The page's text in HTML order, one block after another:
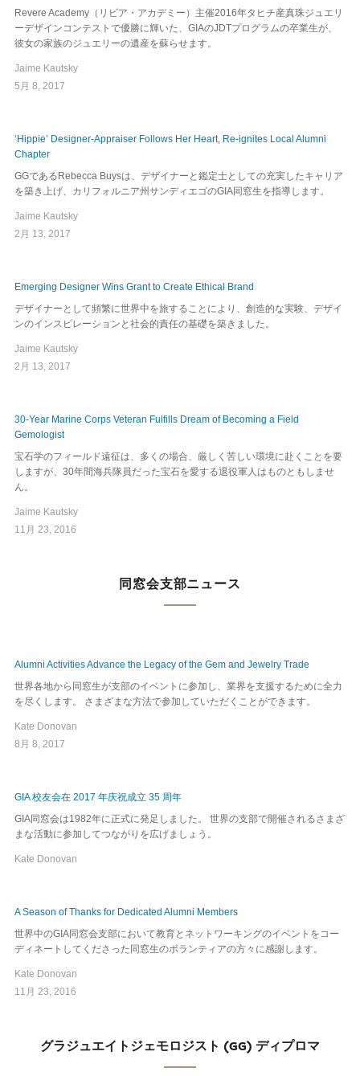
Revere Academy（リビア・アカデミー）主催2016年タヒチ産真珠ジュエリ
ーデザインコンテストで優勝に輝いた、GIAのJDTプログラムの卒業生が、
彼女の家族のジュエリーの遺産を蘇らせます。
Jaime Kautsky
5月 8, 2017
‘Hippie’ Designer-Appraiser Follows Her Heart, Re-ignites Local Alumni
Chapter
GGであるRebecca Buysは、デザイナーと鑑定士としての充実したキャリア
を築き上げ、カリフォルニア州サンディエゴのGIA同窓生を指導します。
Jaime Kautsky
2月 13, 2017
Emerging Designer Wins Grant to Create Ethical Brand
デザイナーとして頻繁に世界中を旅することにより、創造的な実験、デザイ
ンのインスピレーションと社会的責任の基礎を築きました。
Jaime Kautsky
2月 13, 2017
30-Year Marine Corps Veteran Fulfills Dream of Becoming a Field
Gemologist
宝石学のフィールド遠征は、多くの場合、厳しく苦しい環境に赴くことを要
しますが、30年間海兵隊員だった宝石を愛する退役軍人はものともしませ
ん。
Jaime Kautsky
11月 23, 2016
同窓会支部ニュース
Alumni Activities Advance the Legacy of the Gem and Jewelry Trade
世界各地から同窓生が支部のイベントに参加し、業界を支援するために全力
を尽くします。 さまざまな方法で参加していただくことができます。
Kate Donovan
8月 8, 2017
GIA 校友会在 2017 年庆祝成立 35 周年
GIA同窓会は1982年に正式に発足しました。 世界の支部で開催されるさまざ
まな活動に参加してつながりを広げましょう。
Kate Donovan
A Season of Thanks for Dedicated Alumni Members
世界中のGIA同窓会支部において教育とネットワーキングのイベントをコー
ディネートしてくださった同窓生のボランティアの方々に感謝します。
Kate Donovan
11月 23, 2016
グラジュエイトジェモロジスト (GG) ディプロマ